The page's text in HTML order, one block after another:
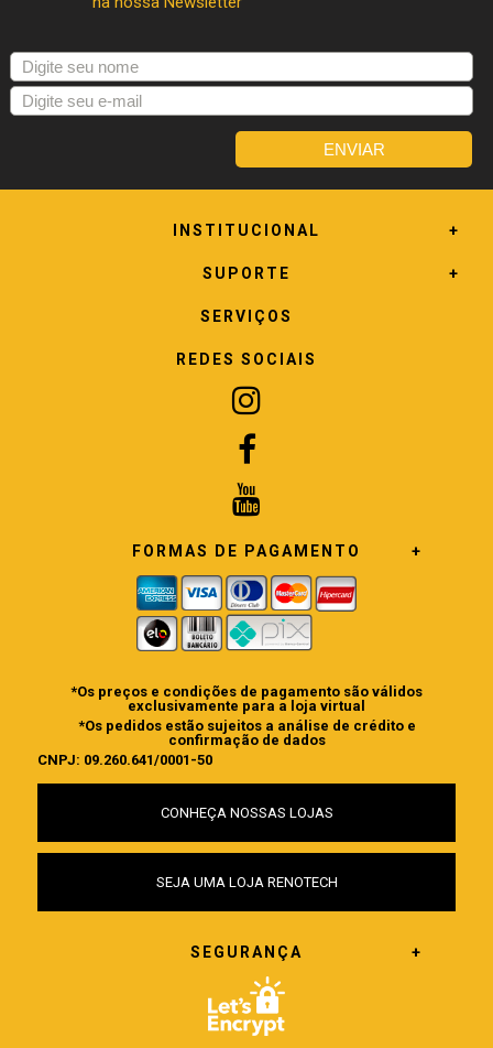
INSTITUCIONAL
SUPORTE
SERVIÇOS
REDES SOCIAIS
FORMAS DE PAGAMENTO
*Os preços e condições de pagamento são válidos
exclusivamente para a loja virtual
*Os pedidos estão sujeitos a análise de crédito e
confirmação de dados
CNPJ: 09.260.641/0001-50
CONHEÇA NOSSAS LOJAS
SEJA UMA LOJA RENOTECH
SEGURANÇA